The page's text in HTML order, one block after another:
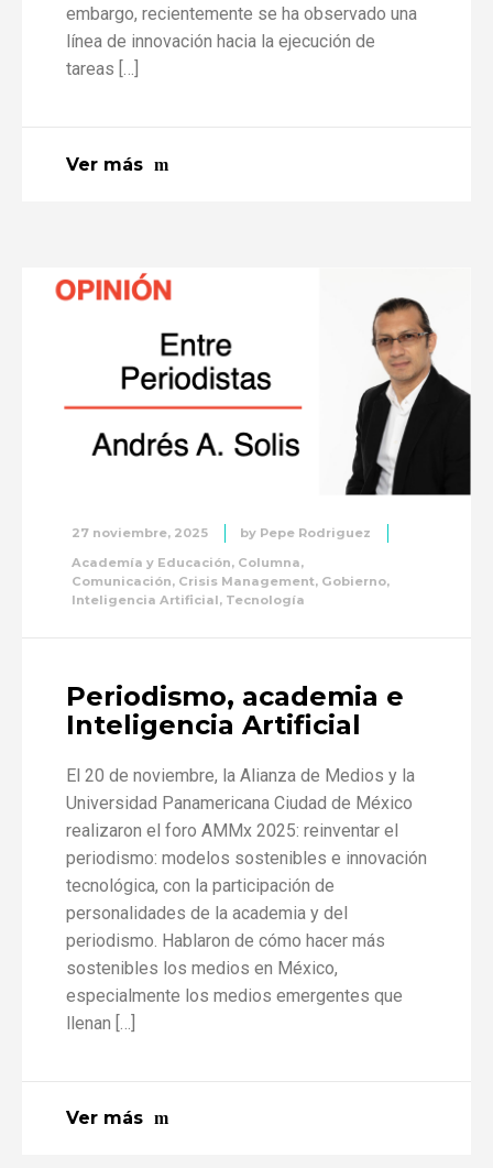
embargo, recientemente se ha observado una
línea de innovación hacia la ejecución de
tareas […]
Ver más
27 noviembre, 2025 by Pepe Rodriguez
Academía y Educación, Columna,
Comunicación, Crisis Management, Gobierno,
Inteligencia Artificial, Tecnología
Periodismo, academia e
Inteligencia Artificial
El 20 de noviembre, la Alianza de Medios y la
Universidad Panamericana Ciudad de México
realizaron el foro AMMx 2025: reinventar el
periodismo: modelos sostenibles e innovación
tecnológica, con la participación de
personalidades de la academia y del
periodismo. Hablaron de cómo hacer más
sostenibles los medios en México,
especialmente los medios emergentes que
llenan […]
Ver más